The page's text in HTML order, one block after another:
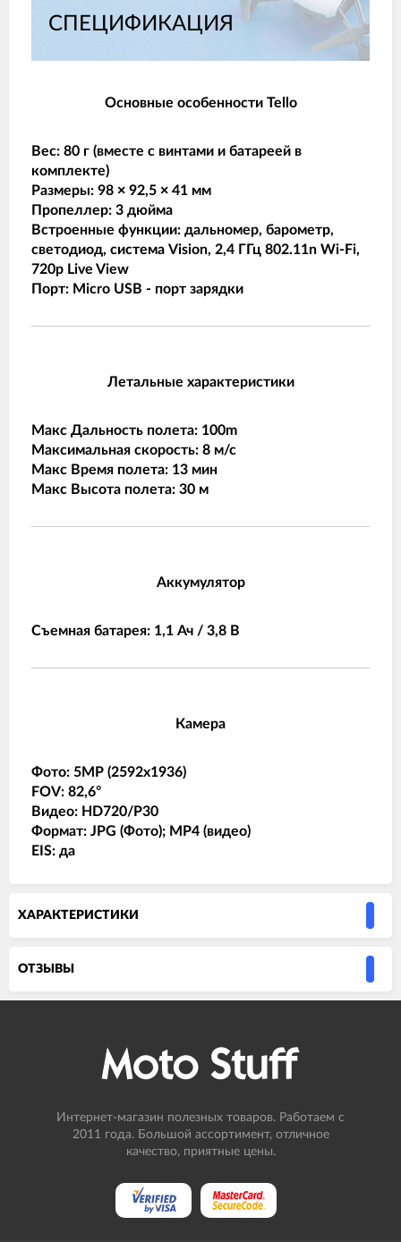
СПЕЦИФИКАЦИЯ
Основные особенности Tello
Вес: 80 г (вместе с винтами и батареей в
комплекте)
Размеры: 98 × 92,5 × 41 мм
Пропеллер: 3 дюйма
Встроенные функции: дальномер, барометр,
светодиод, система Vision, 2,4 ГГц 802.11n Wi-Fi,
720p Live View
Порт: Micro USB - порт зарядки
Летальные характеристики
Макс Дальность полета: 100m
Максимальная скорость: 8 м/с
Макс Время полета: 13 мин
Макс Высота полета: 30 м
Аккумулятор
Съемная батарея: 1,1 Ач / 3,8 В
Камера
Фото: 5MP (2592x1936)
FOV: 82,6°
Видео: HD720/P30
Формат: JPG (Фото); MP4 (видео)
EIS: да
ХАРАКТЕРИСТИКИ
ОТЗЫВЫ
Интернет-магазин полезных товаров. Работаем с
2011 года. Большой ассортимент, отличное
качество, приятные цены.